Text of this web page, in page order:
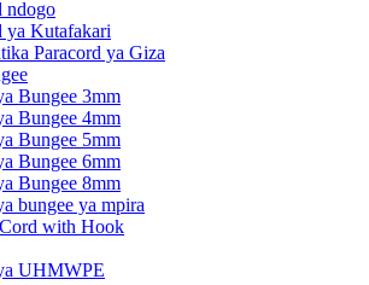
ndogo
ya Kutafakari
Paracord ya Giza
Bungee 3mm
Bungee 4mm
Bungee 5mm
Bungee 6mm
Bungee 8mm
bungee ya mpira
with Hook
UHMWPE